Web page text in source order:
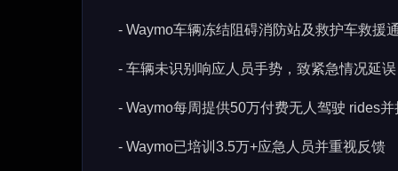
- Waymo车辆冻结阻碍消防站及救护车救援
- 车辆未识别响应人员手势，致紧急情况延误
- Waymo每周提供50万付费无人驾驶 rides并
- Waymo已培训3.5万+应急人员并重视反馈